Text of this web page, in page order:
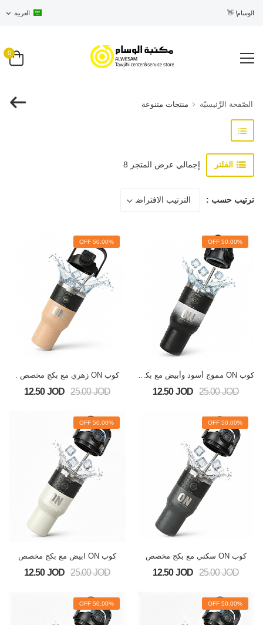
الوسام! 👋 العربية
0
الصّفحة الرَّئيسيّة منتجات متنوعة
الفلتر إجمالي عرض المتجر 8
ترتيب حسب :
50.00% OFF
كوب ON مموج أسود وأبيض مع بكج مخصص
12.50 JOD 25.00 JOD
50.00% OFF
كوب ON زهري مع بكج مخصص .
12.50 JOD 25.00 JOD
50.00% OFF
كوب ON سكني مع بكج مخصص
12.50 JOD 25.00 JOD
50.00% OFF
كوب ON ابيض مع بكج مخصص
12.50 JOD 25.00 JOD
50.00% OFF
50.00% OFF